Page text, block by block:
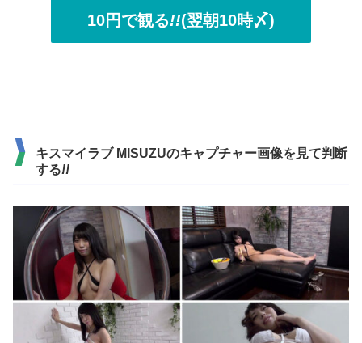
10円で観る!!(翌朝10時〆)
キスマイラブ MISUZUのキャプチャー画像を見て判断
する!!